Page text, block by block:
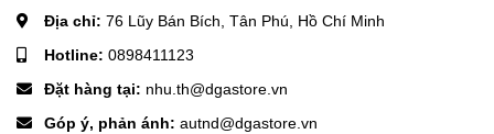
Địa chỉ: 76 Lũy Bán Bích, Tân Phú, Hồ Chí Minh
Hotline: 0898411123
Đặt hàng tại: nhu.th@dgastore.vn
Góp ý, phản ánh: autnd@dgastore.vn